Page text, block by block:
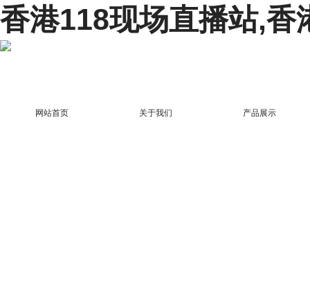
香港118现场直播站,香
网站首页 关于我们 产品展示